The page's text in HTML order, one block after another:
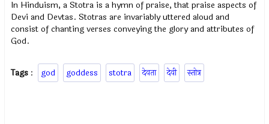
In Hinduism, a Stotra is a hymn of praise, that praise aspects of
Devi and Devtas. Stotras are invariably uttered aloud and
consist of chanting verses conveying the glory and attributes of
God.
Tags : god goddess stotra देवता देवी स्तोत्र